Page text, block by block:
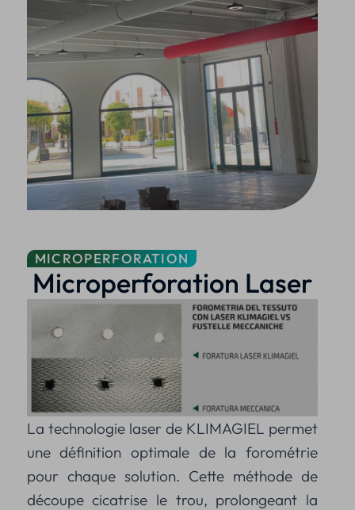
MICROPERFORATION
Microperforation Laser
La technologie laser de KLIMAGIEL permet
une définition optimale de la forométrie
pour chaque solution. Cette méthode de
découpe cicatrise le trou, prolongeant la